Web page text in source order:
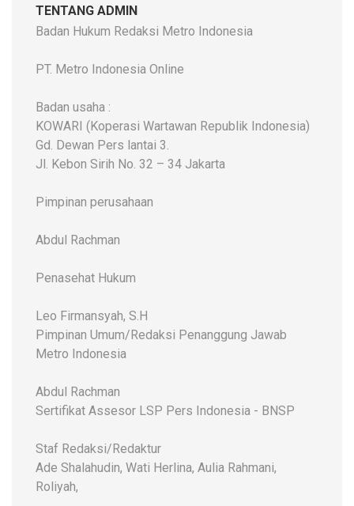
TENTANG ADMIN
Badan Hukum Redaksi Metro Indonesia
PT. Metro Indonesia Online
Badan usaha :
KOWARI (Koperasi Wartawan Republik Indonesia)
Gd. Dewan Pers lantai 3.
Jl. Kebon Sirih No. 32 – 34 Jakarta
Pimpinan perusahaan
Abdul Rachman
Penasehat Hukum
Leo Firmansyah, S.H
Pimpinan Umum/Redaksi Penanggung Jawab
Metro Indonesia
Abdul Rachman
Sertifikat Assesor LSP Pers Indonesia - BNSP
Staf Redaksi/Redaktur
Ade Shalahudin, Wati Herlina, Aulia Rahmani,
Roliyah,